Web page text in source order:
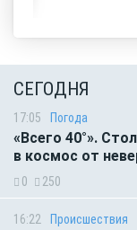
СЕГОДНЯ
17:05 Погода
«Всего 40°».
в космос от
0 250
16:22 Происшествия